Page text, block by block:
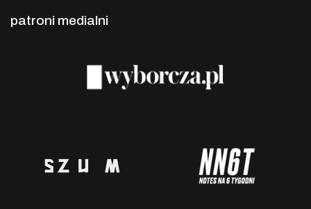
patroni medialni